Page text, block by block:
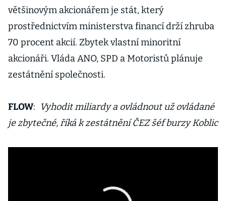
většinovým akcionářem je stát, který
prostřednictvím ministerstva financí drží zhruba
70 procent akcií. Zbytek vlastní minoritní
akcionáři. Vláda ANO, SPD a Motoristů plánuje
zestátnění společnosti.
FLOW: Vyhodit miliardy a ovládnout už ovládané
je zbytečné, říká k zestátnění ČEZ šéf burzy Koblic